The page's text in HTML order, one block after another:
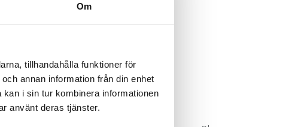
Om
tillhandahålla funktioner för
annan information från din enhet
i sin tur kombinera informationen
använt deras tjänster.